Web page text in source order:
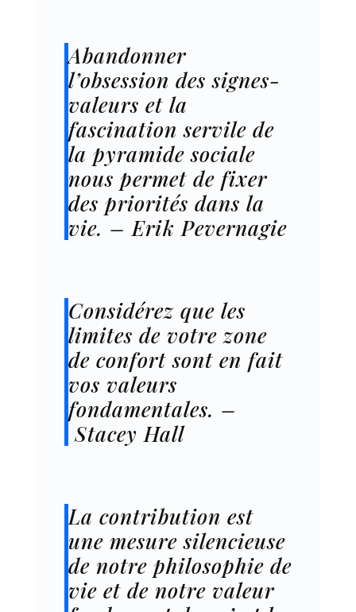
Abandonner
l’obsession des signes-
valeurs et la
fascination servile de
la pyramide sociale
nous permet de fixer
des priorités dans la
vie. – Erik Pevernagie
Considérez que les
limites de votre zone
de confort sont en fait
vos valeurs
fondamentales. –
Stacey Hall
La contribution est
une mesure silencieuse
de notre philosophie de
vie et de notre valeur